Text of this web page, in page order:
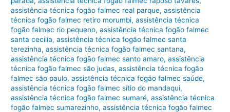
assistência técnica fogão falmec real parque,assistência
técnica fogão falmec retiro morumbi,assistência técnica
fogão falmec rio pequeno,assistência técnica fogão falmec
santa cecília,assistência técnica fogão falmec santa
terezinha,assistência técnica fogão falmec santana,
assistência técnica fogão falmec santo amaro,assistência
técnica fogão falmec são judas,assistência técnica fogão
falmec são paulo,assistência técnica fogão falmec saúde,
assistência técnica fogão falmec sítio do mandaqui,
assistência técnica fogão falmec sumaré,assistência técnica
fogão falmec sumarezinho,assistência técnica fogão falmec